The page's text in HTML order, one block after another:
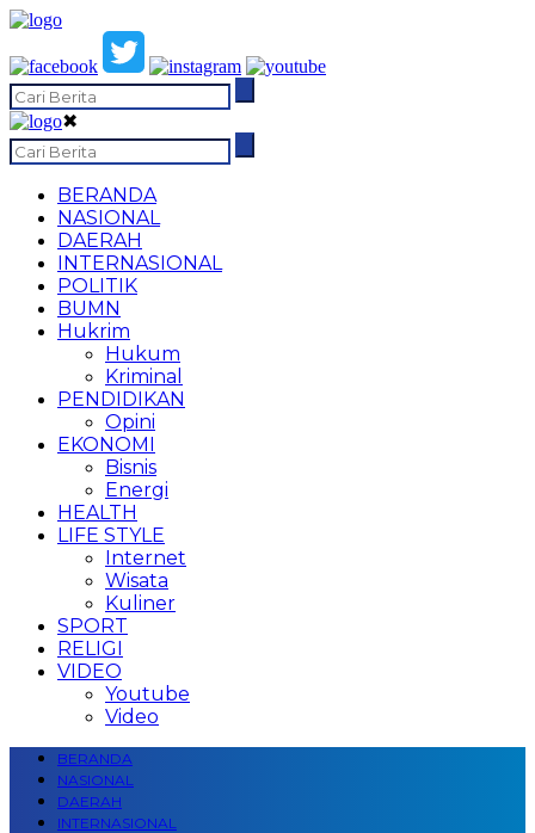
✖
BERANDA
NASIONAL
DAERAH
INTERNASIONAL
POLITIK
BUMN
Hukrim
Hukum
Kriminal
PENDIDIKAN
Opini
EKONOMI
Bisnis
Energi
HEALTH
LIFE STYLE
Internet
Wisata
Kuliner
SPORT
RELIGI
VIDEO
Youtube
Video
BERANDA
NASIONAL
DAERAH
INTERNASIONAL